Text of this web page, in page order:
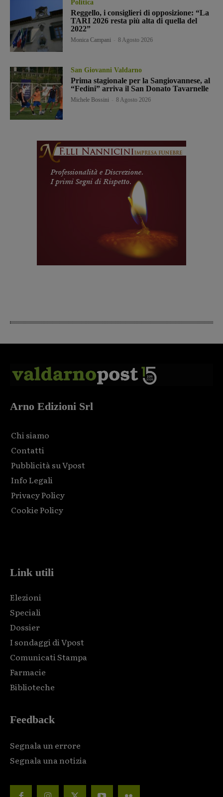
Politica
Reggello, i consiglieri di opposizione: “La
TARI 2026 resta più alta di quella del
2022”
Monica Campani 8 Agosto 2026
San Giovanni Valdarno
Prima stagionale per la Sangiovannese, al
“Fedini” arriva il San Donato Tavarnelle
Michele Bossini 8 Agosto 2026
Arno Edizioni Srl
Chi siamo
Contatti
Pubblicità su Vpost
Info Legali
Privacy Policy
Cookie Policy
Link utili
Elezioni
Speciali
Dossier
I sondaggi di Vpost
Comunicati Stampa
Farmacie
Biblioteche
Feedback
Segnala un errore
Segnala una notizia